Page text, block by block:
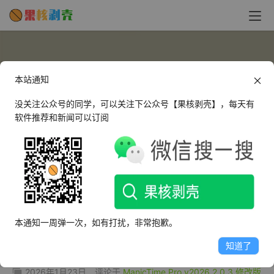
dhx204725
这个人很懒，什么都没有留下～
2026年1月23日 评论于 ManicTime Pro v2026.2.0.3 修改版
本站通知
没关注公众号的同学，可以关注下公众号【果核剥壳】，每天有
软件推荐和新闻可以订阅
本通知一周弹一次，如有打扰，非常抱歉。
知道了